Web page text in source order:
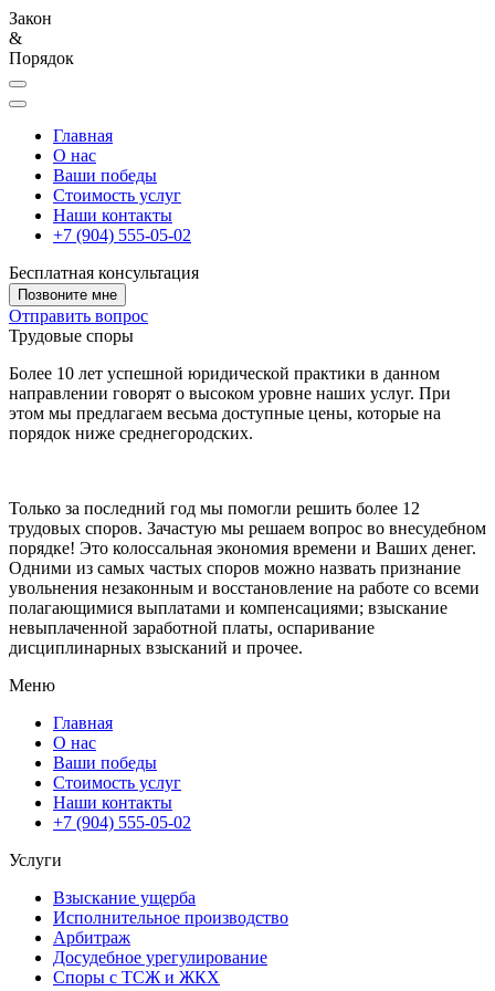
Закон
&
Порядок
Главная
О нас
Ваши победы
Стоимость услуг
Наши контакты
+7 (904) 555-05-02
Бесплатная консультация
Позвоните мне
Отправить вопрос
Трудовые споры
Более 10 лет успешной юридической практики в данном
направлении говорят о высоком уровне наших услуг. При
этом мы предлагаем весьма доступные цены, которые на
порядок ниже среднегородских.
Только за последний год мы помогли решить более 12
трудовых споров. Зачастую мы решаем вопрос во внесудебном
порядке! Это колоссальная экономия времени и Ваших денег.
Одними из самых частых споров можно назвать признание
увольнения незаконным и восстановление на работе со всеми
полагающимися выплатами и компенсациями; взыскание
невыплаченной заработной платы, оспаривание
дисциплинарных взысканий и прочее.
Меню
Главная
О нас
Ваши победы
Стоимость услуг
Наши контакты
+7 (904) 555-05-02
Услуги
Взыскание ущерба
Исполнительное производство
Арбитраж
Досудебное урегулирование
Споры с ТСЖ и ЖКХ